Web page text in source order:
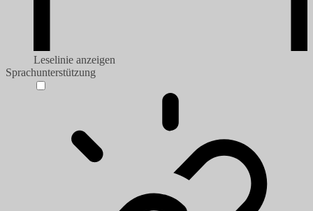
Leselinie anzeigen
Sprachunterstützung